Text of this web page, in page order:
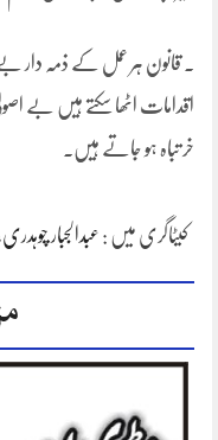
۔ قانون ہر عمل کے ذمہ دار
اقدامات اٹھا سکتے ہیں بے
خر تباہ ہو جاتے ہیں۔
کیٹاگری میں : عبدالجبار چوہدری